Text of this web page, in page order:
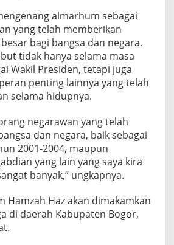
T
A
almarhum sebagai
yang telah memberikan
bagi bangsa dan negara.
tidak hanya selama masa
Wakil Presiden, tetapi juga
penting lainnya yang telah
selama hidupnya.
negarawan yang telah
dan negara, baik sebagai
2001-2004, maupun
yang lain yang saya kira
banyak,” ungkapnya.
Hamzah Haz akan dimakamkan
di daerah Kabupaten Bogor,